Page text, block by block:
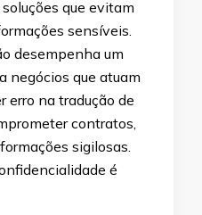
que evitam
sensíveis.
desempenha um
negócios que atuam
erro na tradução de
contratos,
sigilosas.
é